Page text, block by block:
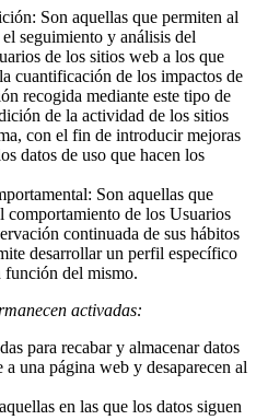
Son aquellas que permiten al
seguimiento y análisis del
de los sitios web a los que
cuantificación de los impactos de
recogida mediante este tipo de
de la actividad de los sitios
con el fin de introducir mejoras
datos de uso que hacen los
Son aquellas que
comportamiento de los Usuarios
continuada de sus hábitos
desarrollar un perfil específico
función del mismo.
activadas:
para recabar y almacenar datos
una página web y desaparecen al
en las que los datos siguen